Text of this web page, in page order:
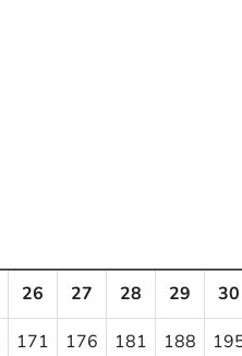
26 27 28 29 30
171 176 181 188